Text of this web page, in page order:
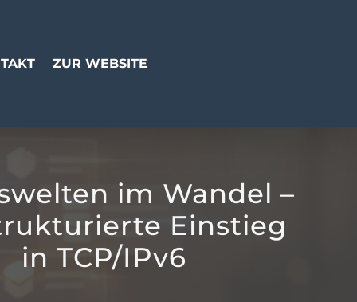
ZUR WEBSITE
im Wandel –
Einstieg
in TCP/IPv6